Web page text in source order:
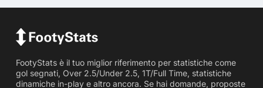
FootyStats è il tuo miglior riferimento per statistiche come
gol segnati, Over 2.5/Under 2.5, 1T/Full Time, statistiche
dinamiche in-play e altro ancora. Se hai domande, proposte